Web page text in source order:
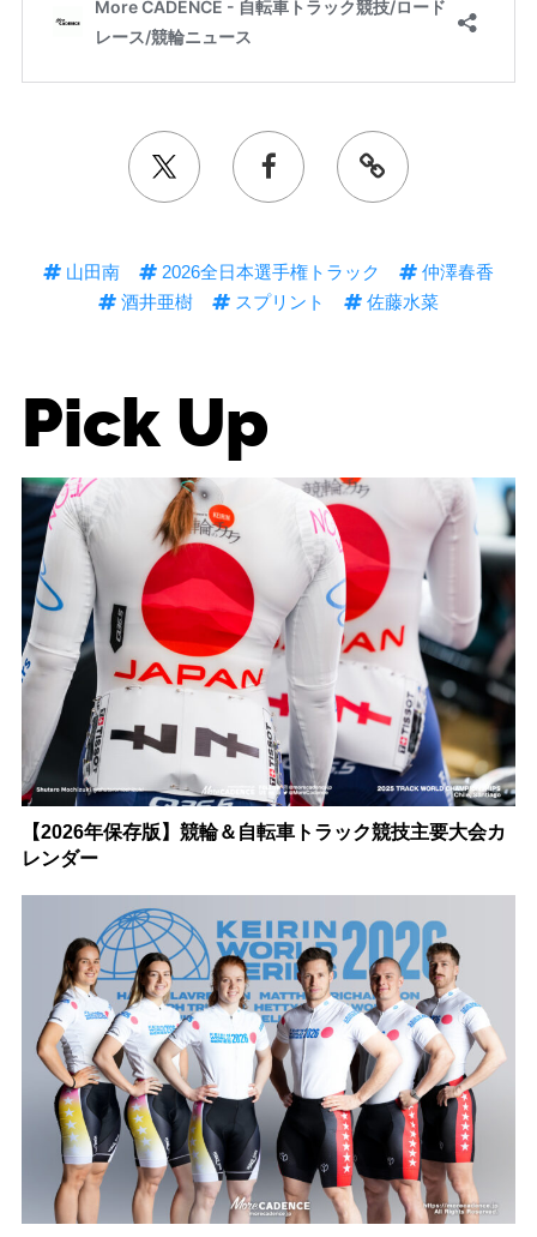
山田南 2026全日本選手権トラック
仲澤春香
酒井亜樹
スプリント 佐藤水菜
Pick Up
【2026年保存版】競輪＆自転車トラック競技主要大会カ
レンダー